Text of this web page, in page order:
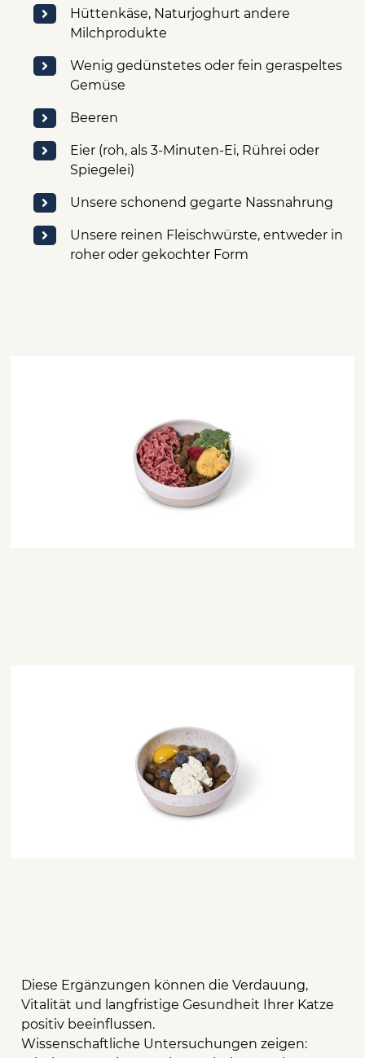
Hüttenkäse, Naturjoghurt andere
Milchprodukte
Wenig gedünstetes oder fein geraspeltes
Gemüse
Beeren
Eier (roh, als 3-Minuten-Ei, Rührei oder
Spiegelei)
Unsere schonend gegarte Nassnahrung
Unsere reinen Fleischwürste, entweder in
roher oder gekochter Form
Diese Ergänzungen können die Verdauung,
Vitalität und langfristige Gesundheit Ihrer Katze
positiv beeinflussen.
Wissenschaftliche Untersuchungen zeigen: